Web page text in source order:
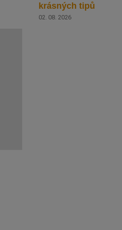
krásných tipů
02. 08. 2026